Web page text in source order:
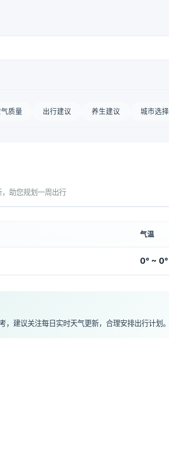
质量 出行建议 养生建议 城市选择
助您规划一周出行
气温
0° ~ 0°
建议关注每日实时天气更新，合理安排出行计划。